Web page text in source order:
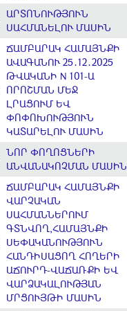
ԱՐՏՈՆՈՒԹՅՈՒՆ
ՍԱՀՄԱՆԵԼՈՒ ՄԱՍԻՆ
ՃԱՄԲԱՐԱԿ ՀԱՄԱՅՆՔԻ
ԱՎԱԳԱՆՈՒ 25․12․2025
ԹՎԱԿԱՆԻ N 101-Ա
ՈՐՈՇՄԱՆ ՄԵՋ
ԼՐԱՑՈՒՄ ԵՎ
ՓՈՓՈԽՈՒԹՅՈՒՆ
ԿԱՏԱՐԵԼՈՒ ՄԱՍԻՆ
ՆՈՐ ՓՈՂՈՑՆԵՐԻ
ԱՆՎԱՆԱԿՈՉՄԱՆ ՄԱՍԻՆ
ՃԱՄԲԱՐԱԿ ՀԱՄԱՅՆՔԻ
ՎԱՐՉԱԿԱՆ
ՍԱՀՄԱՆՆԵՐՈՒՄ
ԳՏՆՎՈՂ,ՀԱՄԱՅՆՔԻ
ՍԵՓԱԿԱՆՈՒԹՅՈՒՆ
ՀԱՆԴԻՍԱՑՈՂ ՀՈՂԵՐԻ
ԱՃՈՒՐԴ-ՎԱՃԱՌՔԻ ԵՎ
ՎԱՐՁԱԿԱԼՈՒԹՅԱՆ
ՄՐՑՈՒՅԹԻ ՄԱՍԻՆ